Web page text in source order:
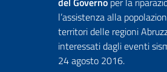
l’assistenza alla
territori delle regioni
interessati dagli eventi
24 agosto 2016.